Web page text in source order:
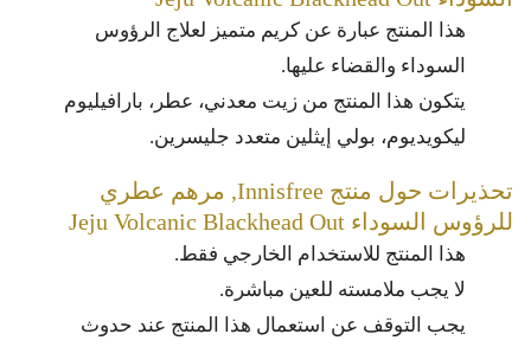
هذا المنتج عبارة عن كريم متميز لعلاج الرؤوس
السوداء والقضاء عليها.
يتكون هذا المنتج من زيت معدني، عطر، بارافيليوم
ليكويديوم، بولي إيثلين متعدد جليسرين.
تحذيرات حول منتج Innisfree, مرهم عطري
للرؤوس السوداء Jeju Volcanic Blackhead Out
هذا المنتج للاستخدام الخارجي فقط.
لا يجب ملامسته للعين مباشرة.
يجب التوقف عن استعمال هذا المنتج عند حدوث